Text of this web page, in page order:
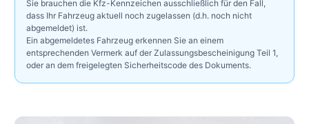
Sie brauchen die Kfz-Kennzeichen ausschließlich für den Fall,
dass Ihr Fahrzeug aktuell noch zugelassen (d.h. noch nicht
abgemeldet) ist.
Ein abgemeldetes Fahrzeug erkennen Sie an einem
entsprechenden Vermerk auf der Zulassungsbescheinigung Teil 1,
oder an dem freigelegten Sicherheitscode des Dokuments.